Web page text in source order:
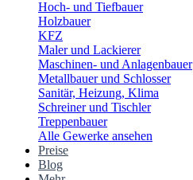
Hoch- und Tiefbauer
Holzbauer
KFZ
Maler und Lackierer
Maschinen- und Anlagenbauer
Metallbauer und Schlosser
Sanitär, Heizung, Klima
Schreiner und Tischler
Treppenbauer
Alle Gewerke ansehen
Preise
Blog